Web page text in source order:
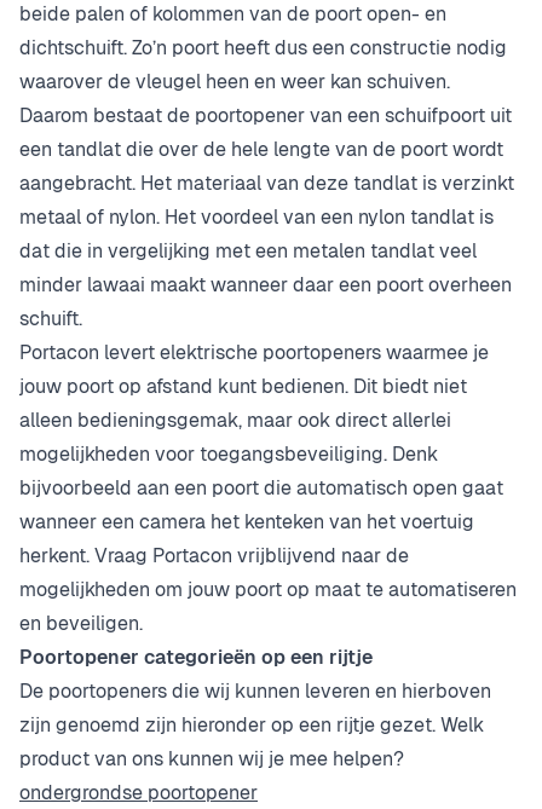
beide palen of kolommen van de poort open- en
dichtschuift. Zo’n poort heeft dus een constructie nodig
waarover de vleugel heen en weer kan schuiven.
Daarom bestaat de poortopener van een schuifpoort uit
een tandlat die over de hele lengte van de poort wordt
aangebracht. Het materiaal van deze tandlat is verzinkt
metaal of nylon. Het voordeel van een nylon tandlat is
dat die in vergelijking met een metalen tandlat veel
minder lawaai maakt wanneer daar een poort overheen
schuift.
Portacon levert elektrische poortopeners waarmee je
jouw poort op afstand kunt bedienen. Dit biedt niet
alleen bedieningsgemak, maar ook direct allerlei
mogelijkheden voor toegangsbeveiliging. Denk
bijvoorbeeld aan een poort die automatisch open gaat
wanneer een camera het kenteken van het voertuig
herkent. Vraag Portacon vrijblijvend naar de
mogelijkheden om jouw poort op maat te automatiseren
en beveiligen.
Poortopener categorieën op een rijtje
De poortopeners die wij kunnen leveren en hierboven
zijn genoemd zijn hieronder op een rijtje gezet. Welk
product van ons kunnen wij je mee helpen?
ondergrondse poortopener